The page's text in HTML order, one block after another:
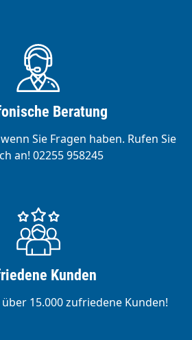
Beratung
Sie Fragen haben. Rufen Sie
an! 02255 958245
Kunden
15.000 zufriedene Kunden!